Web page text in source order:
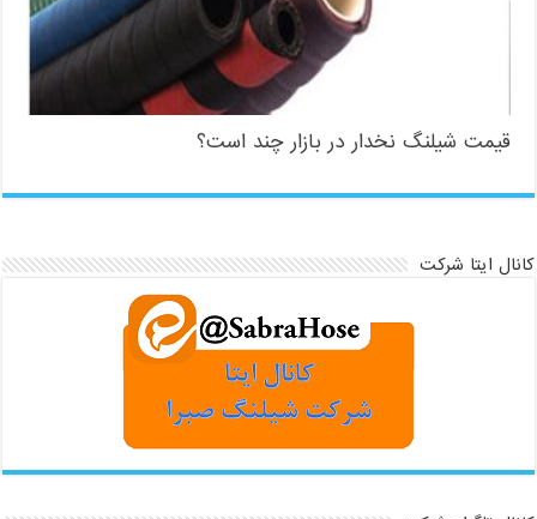
قیمت شیلنگ نخدار در بازار چند است؟
کانال ایتا شرکت